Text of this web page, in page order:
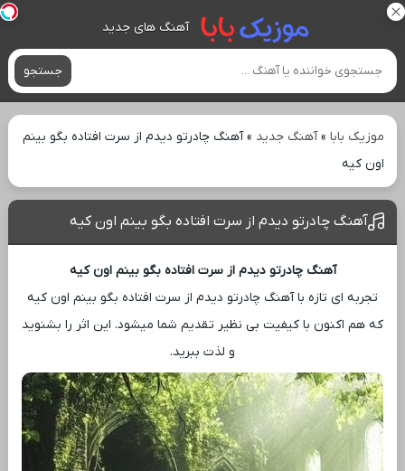
آهنگ های جدید
جستجو
موزیک بابا»آهنگ جدید »آهنگ چادرتو دیدم از سرت افتاده بگو بینم
اون کیه
آهنگ چادرتو دیدم از سرت افتاده بگو بینم اون کیه
آهنگ چادرتو دیدم از سرت افتاده بگو بینم اون کیه
تجربه ‌ای تازه با آهنگ چادرتو دیدم از سرت افتاده بگو بینم اون کیه
که هم اکنون با کیفیت بی ‌نظیر تقدیم شما میشود. این اثر را بشنوید
و لذت ببرید.